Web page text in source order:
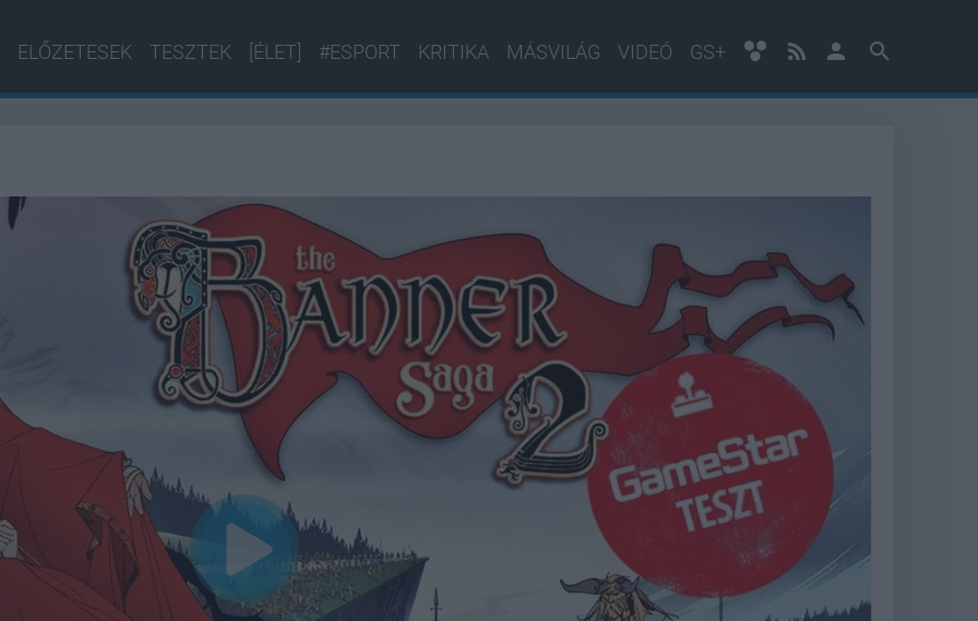
ELŐZETESEK TESZTEK [ÉLET] #ESPORT KRITIKA MÁSVILÁG VIDEÓ GS+